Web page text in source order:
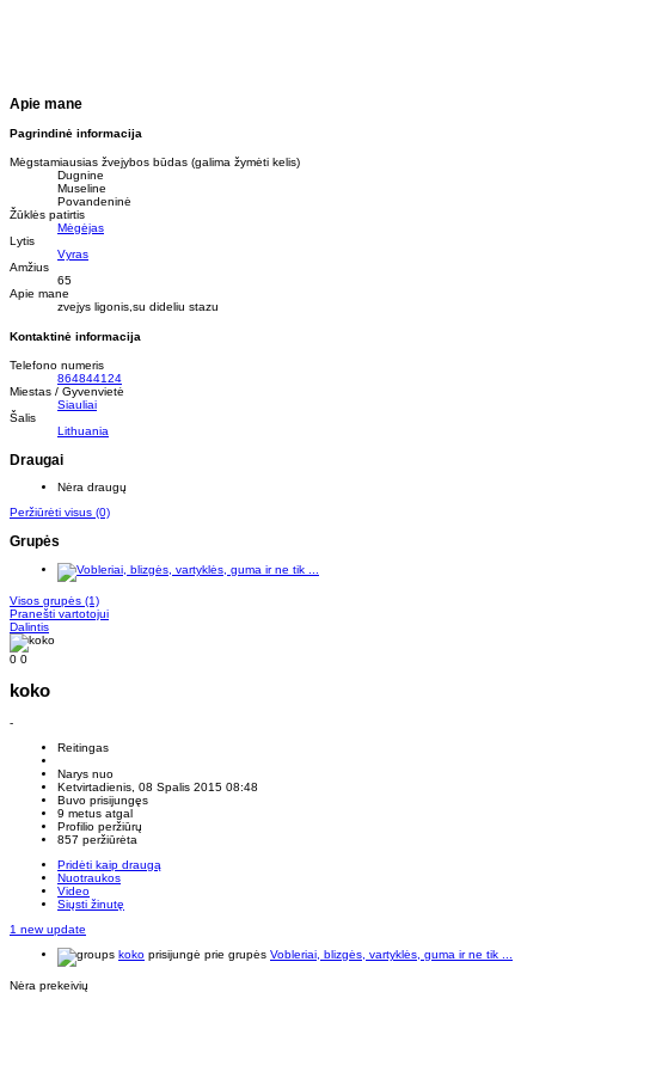
Apie mane
Pagrindinė informacija
Mėgstamiausias žvejybos būdas (galima žymėti kelis)
Dugnine
Museline
Povandeninė
Žūklės patirtis
Mėgėjas
Lytis
Vyras
Amžius
65
Apie mane
zvejys ligonis,su dideliu stazu
Kontaktinė informacija
Telefono numeris
864844124
Miestas / Gyvenvietė
Siauliai
Šalis
Lithuania
Draugai
Nėra draugų
Peržiūrėti visus (0)
Grupės
Visos grupės (1)
Pranešti vartotojui
Dalintis
0 0
koko
-
Reitingas
Narys nuo
Ketvirtadienis, 08 Spalis 2015 08:48
Buvo prisijungęs
9 metus atgal
Profilio peržiūrų
857 peržiūrėta
Pridėti kaip draugą
Nuotraukos
Video
Siųsti žinutę
1 new update
koko prisijungė prie grupės Vobleriai, blizgės, vartyklės, guma ir ne tik ...
Nėra prekeivių